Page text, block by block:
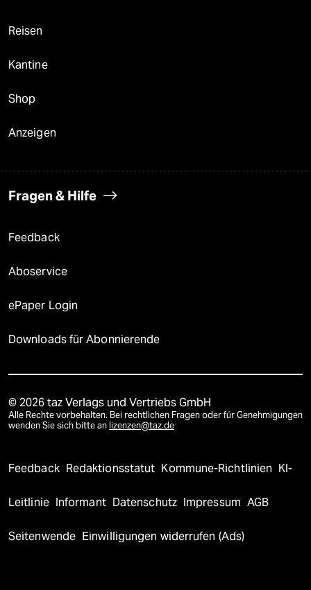
Reisen
Kantine
Shop
Anzeigen
Fragen & Hilfe
Feedback
Aboservice
ePaper Login
Downloads für Abonnierende
© 2026 taz Verlags und Vertriebs GmbH
Alle Rechte vorbehalten. Bei rechtlichen Fragen oder für Genehmigungen
wenden Sie sich bitte an lizenzen@taz.de
Feedback Redaktionsstatut Kommune-Richtlinien KI-
Leitlinie Informant Datenschutz Impressum AGB
Seitenwende Einwilligungen widerrufen (Ads)